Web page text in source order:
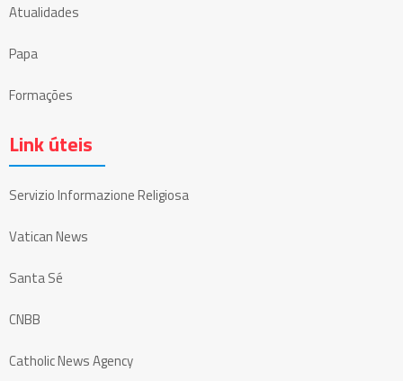
Atualidades
Papa
Formações
Link úteis
Servizio Informazione Religiosa
Vatican News
Santa Sé
CNBB
Catholic News Agency